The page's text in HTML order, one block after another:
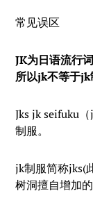
常见误区
JK为日语流行词
所以jk不等于jk
Jks jk seifuku
制服。
jk制服简称jks(
树洞擅自增加